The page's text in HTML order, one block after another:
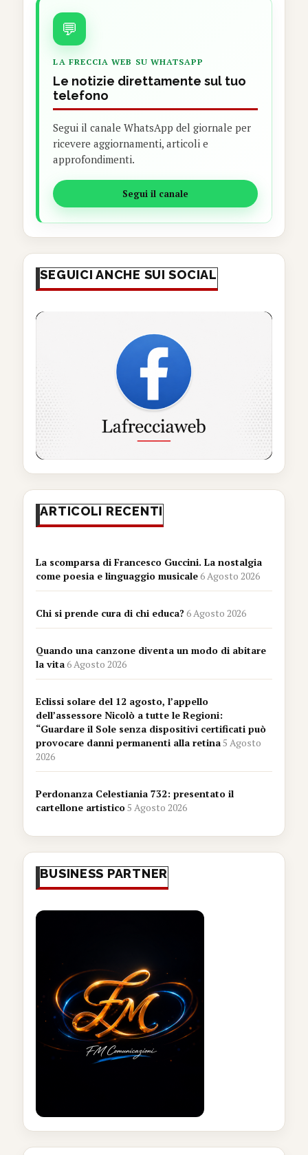
💬
LA FRECCIA WEB SU WHATSAPP
Le notizie direttamente sul tuo
telefono
Segui il canale WhatsApp del giornale per
ricevere aggiornamenti, articoli e
approfondimenti.
Segui il canale
SEGUICI ANCHE SUI SOCIAL
ARTICOLI RECENTI
La scomparsa di Francesco Guccini. La nostalgia
come poesia e linguaggio musicale6 Agosto 2026
Chi si prende cura di chi educa?6 Agosto 2026
Quando una canzone diventa un modo di abitare
la vita6 Agosto 2026
Eclissi solare del 12 agosto, l’appello
dell’assessore Nicolò a tutte le Regioni:
“Guardare il Sole senza dispositivi certificati può
provocare danni permanenti alla retina5 Agosto
2026
Perdonanza Celestiania 732: presentato il
cartellone artistico5 Agosto 2026
BUSINESS PARTNER